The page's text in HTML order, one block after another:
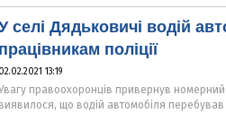
селі Дядьковичі водій
працівникам поліції
02.02.2021 13:19
правоохоронців привернув
виявилося, що водій автомобіля перебував